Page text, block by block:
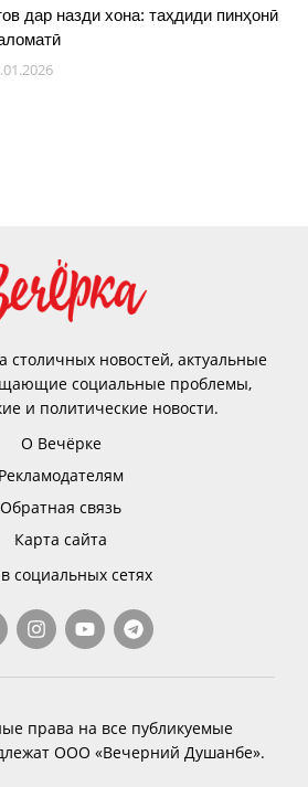
дар назди хона: таҳдиди пинҳонӣ
столичных новостей, актуальные
социальные проблемы,
и политические новости.
О Вечёрке
Рекламодателям
Обратная связь
Карта сайта
социальных сетях
права на все публикуемые
ООО «Вечерний Душанбе».